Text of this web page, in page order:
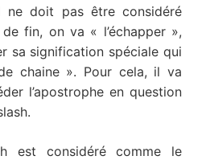
ne doit pas être considéré
fin, on va « l’échapper »,
sa signification spéciale qui
chaine ». Pour cela, il va
l’apostrophe en question
est considéré comme le